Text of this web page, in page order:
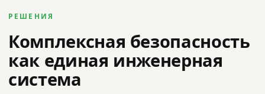
РЕШЕНИЯ
Комплексная безопасность
как единая инженерная
система